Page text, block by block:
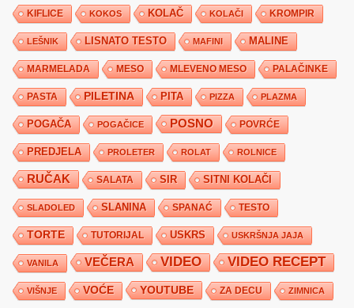
KIFLICE KOKOS KOLAČ KOLAČI KROMPIR
LEŠNIK LISNATO TESTO MAFINI MALINE
MARMELADA MESO MLEVENO MESO PALAČINKE
PASTA PILETINA PITA PIZZA PLAZMA
POGAČA POGAČICE POSNO POVRĆE
PREDJELA PROLETER ROLAT ROLNICE
RUČAK SALATA SIR SITNI KOLAČI
SLADOLED SLANINA SPANAĆ TESTO
TORTE TUTORIJAL USKRS USKRŠNJA JAJA
VANILA VEČERA VIDEO VIDEO RECEPT
VIŠNJE VOĆE YOUTUBE ZA DECU ZIMNICA